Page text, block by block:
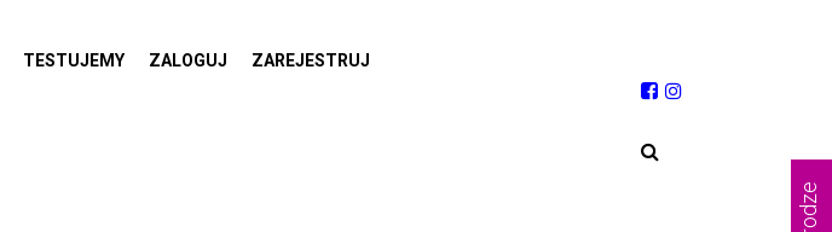
TESTUJEMY ZALOGUJ ZAREJESTRUJ